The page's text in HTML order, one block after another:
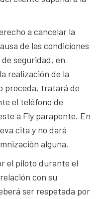
a cancelar la
de las condiciones
seguridad, en
realización de la
proceda, tratará de
el teléfono de
a Fly parapente. En
cita y no dará
alguna.
el piloto durante el
con su
ser respetada por